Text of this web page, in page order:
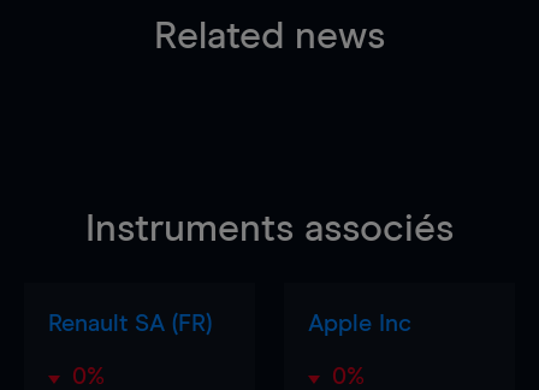
Related news
Instruments associés
Renault SA (FR)
0%
Apple Inc
0%